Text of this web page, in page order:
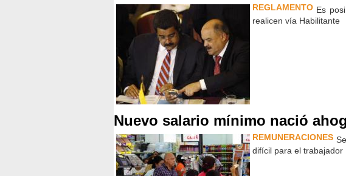
REGLAMENTO Es
realicen vía Habilitante
Nuevo salario mínimo nació
REMUNERACIONES
difícil para el